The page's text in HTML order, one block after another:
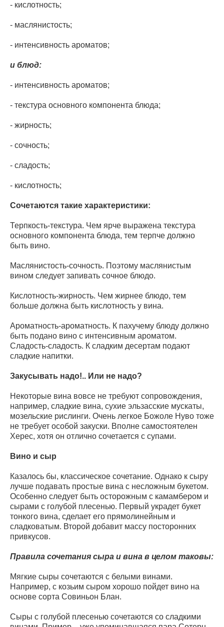
- кислотность;
- маслянистость;
- интенсивность ароматов;
и блюд:
- интенсивность ароматов;
- текстура основного компонента блюда;
- жирность;
- сочность;
- сладость;
- кислотность;
Сочетаются такие характеристики:
Терпкость-текстура. Чем ярче выражена текстура
основного компонента блюда, тем терпче должно
быть вино.
Маслянистость-сочность. Поэтому маслянистым
вином следует запивать сочное блюдо.
Кислотность-жирность. Чем жирнее блюдо, тем
больше должна быть кислотность у вина.
Ароматность-ароматность. К пахучему блюду должно
быть подано вино с интенсивным ароматом.
Сладость-сладость. К сладким десертам подают
сладкие напитки.
Закусывать надо!.. Или не надо?
Некоторые вина вовсе не требуют сопровождения,
например, сладкие вина, сухие эльзасские мускаты,
мозельские рислинги. Очень легкое Божоле Нуво тоже
не требует особой закуски. Вполне самостоятелен
Херес, хотя он отлично сочетается с супами.
Вино и сыр
Казалось бы, классическое сочетание. Однако к сыру
лучше подавать простые вина с несложным букетом.
Особенно следует быть осторожным с камамбером и
сырами с голубой плесенью. Первый украдет букет
тонкого вина, сделает его прямолинейным и
сладковатым. Второй добавит массу посторонних
привкусов.
Правила сочетания сыра и вина в целом таковы:
Мягкие сыры сочетаются с белыми винами.
Например, с козьим сыром хорошо пойдет вино на
основе сорта Совиньон Блан.
Сыры с голубой плесенью сочетаются со сладкими